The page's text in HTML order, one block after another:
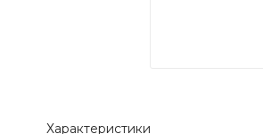
Характеристики